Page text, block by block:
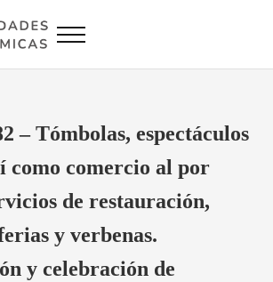
IAE CNAE
Menu
– Tómbolas, espectáculos
como comercio al por
de restauración,
y verbenas.
y celebración de